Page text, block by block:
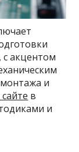
с акцентом
и
в
и